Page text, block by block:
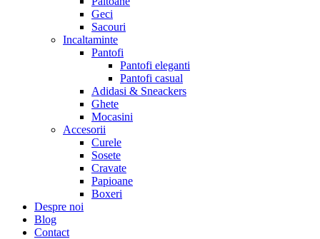
Geci
Sacouri
Incaltaminte
Pantofi
Pantofi eleganti
Pantofi casual
Adidasi & Sneackers
Ghete
Mocasini
Accesorii
Curele
Sosete
Cravate
Papioane
Boxeri
Despre noi
Blog
Contact